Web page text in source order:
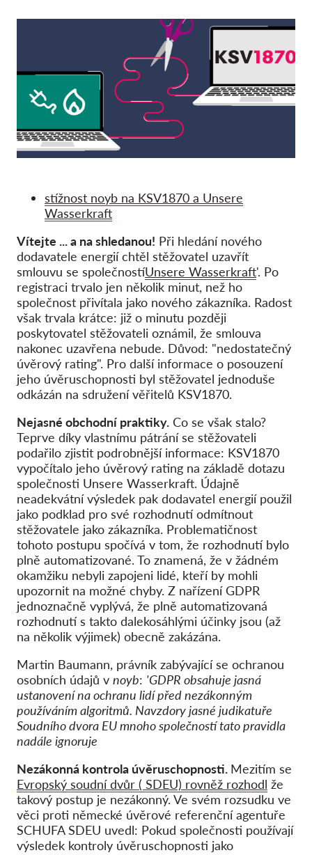
stížnost noyb na KSV1870 a Unsere
Wasserkraft
Vítejte ... a na shledanou! Při hledání nového
dodavatele energií chtěl stěžovatel uzavřít
smlouvu se společnostíUnsere Wasserkraft'. Po
registraci trvalo jen několik minut, než ho
společnost přivítala jako nového zákazníka. Radost
však trvala krátce: již o minutu později
poskytovatel stěžovateli oznámil, že smlouva
nakonec uzavřena nebude. Důvod: "nedostatečný
úvěrový rating". Pro další informace o posouzení
jeho úvěruschopnosti byl stěžovatel jednoduše
odkázán na sdružení věřitelů KSV1870.
Nejasné obchodní praktiky. Co se však stalo?
Teprve díky vlastnímu pátrání se stěžovateli
podařilo zjistit podrobnější informace: KSV1870
vypočítalo jeho úvěrový rating na základě dotazu
společnosti Unsere Wasserkraft. Údajně
neadekvátní výsledek pak dodavatel energií použil
jako podklad pro své rozhodnutí odmítnout
stěžovatele jako zákazníka. Problematičnost
tohoto postupu spočívá v tom, že rozhodnutí bylo
plně automatizované. To znamená, že v žádném
okamžiku nebyli zapojeni lidé, kteří by mohli
upozornit na možné chyby. Z nařízení GDPR
jednoznačně vyplývá, že plně automatizovaná
rozhodnutí s takto dalekosáhlými účinky jsou (až
na několik výjimek) obecně zakázána.
Martin Baumann, právník zabývající se ochranou
osobních údajů v noyb: 'GDPR obsahuje jasná
ustanovení na ochranu lidí před nezákonným
používáním algoritmů. Navzdory jasné judikatuře
Soudního dvora EU mnoho společností tato pravidla
nadále ignoruje
Nezákonná kontrola úvěruschopnosti. Mezitím se
Evropský soudní dvůr ( SDEU) rovněž rozhodl že
takový postup je nezákonný. Ve svém rozsudku ve
věci proti německé úvěrové referenční agentuře
SCHUFA SDEU uvedl: Pokud společnosti používají
výsledek kontroly úvěruschopnosti jako